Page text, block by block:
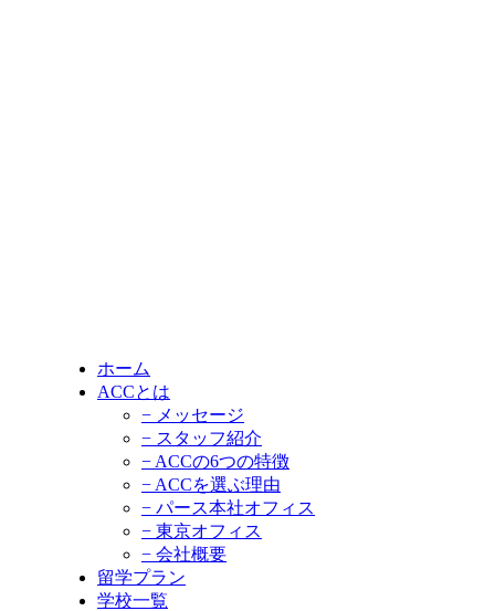
ホーム
ACCとは
− メッセージ
− スタッフ紹介
− ACCの6つの特徴
− ACCを選ぶ理由
− パース本社オフィス
− 東京オフィス
− 会社概要
留学プラン
学校一覧